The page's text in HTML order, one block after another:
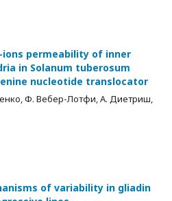
ions permeability of inner
in Solanum tuberosum
nucleotide translocator
Ф. Вебер-Лотфи, А. Диетриш,
of variability in gliadin